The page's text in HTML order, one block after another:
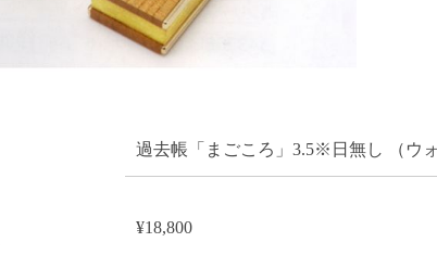
過去帳「まごころ」3.5※日無し （ウ
¥18,800